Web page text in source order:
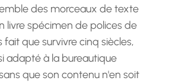
des morceaux de texte
livre spécimen de polices de
fait que survivre cinq siècles,
adapté à la bureautique
que son contenu n'en soit